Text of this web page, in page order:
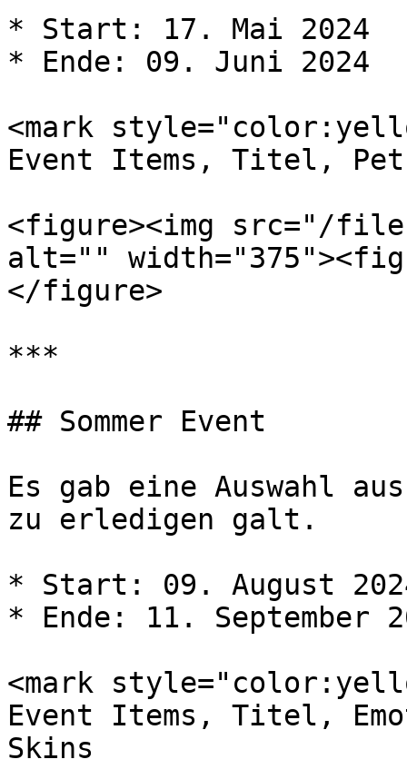
* Start: 17. Mai 2024
* Ende: 09. Juni 2024
<mark
Event Items, Titel,
<figure><img src="/files/
alt=""
</figure>
***
## Sommer Event
Es gab eine Auswahl
zu erledigen galt.
* Start: 09. August
* Ende: 11. September
<mark
Event Items, Titel,
Skins